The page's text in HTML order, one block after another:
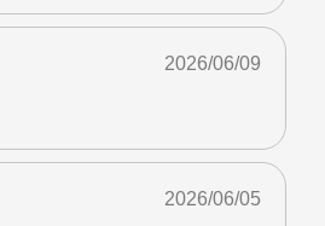
2026/06/09
2026/06/05